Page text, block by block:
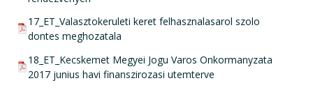
pdf csatolmány:
17_ET_Valasztokeruleti keret felhasznalasarol szolo
dontes meghozatala
pdf csatolmány:
18_ET_Kecskemet Megyei Jogu Varos Onkormanyzata
2017 junius havi finanszirozasi utemterve